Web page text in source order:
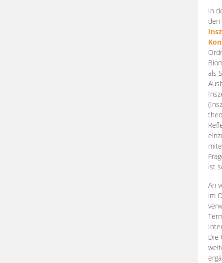
In
den
als
ist
An
im
Die